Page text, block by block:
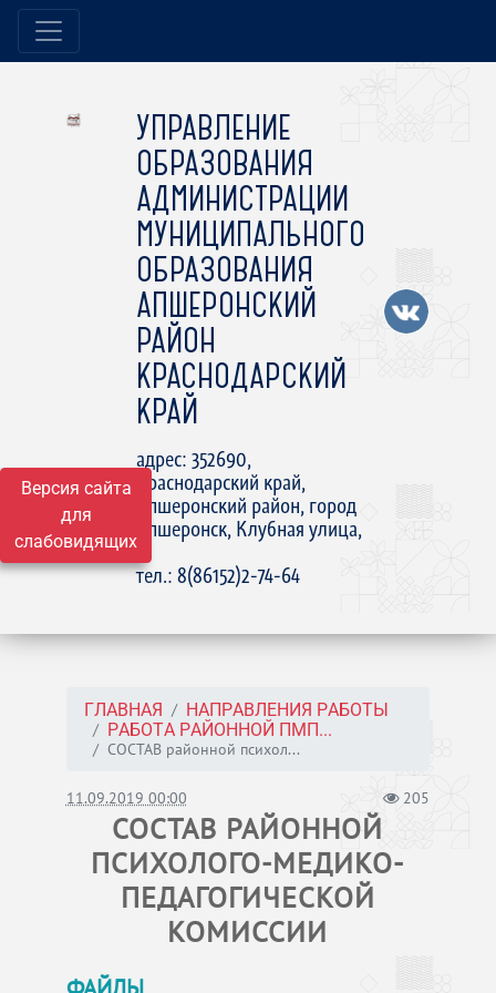
Версия сайта
для
слабовидящих
УПРАВЛЕНИЕ
ОБРАЗОВАНИЯ
АДМИНИСТРАЦИИ
МУНИЦИПАЛЬНОГО
ОБРАЗОВАНИЯ
АПШЕРОНСКИЙ
РАЙОН
КРАСНОДАРСКИЙ
КРАЙ
адрес: 352690,
Краснодарский край,
Апшеронский район, город
Апшеронск, Клубная улица,
15
тел.: 8(86152)2-74-64
ГЛАВНАЯ
НАПРАВЛЕНИЯ РАБОТЫ
РАБОТА РАЙОННОЙ ПМП...
СОСТАВ районной психол...
11.09.2019 00:00 205
СОСТАВ РАЙОННОЙ
ПСИХОЛОГО-МЕДИКО-
ПЕДАГОГИЧЕСКОЙ
КОМИССИИ